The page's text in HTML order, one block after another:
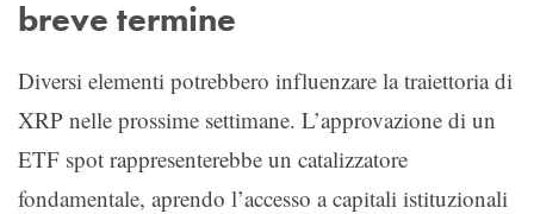
breve termine
Diversi elementi potrebbero influenzare la traiettoria di
XRP nelle prossime settimane. L’approvazione di un
ETF spot rappresenterebbe un catalizzatore
fondamentale, aprendo l’accesso a capitali istituzionali